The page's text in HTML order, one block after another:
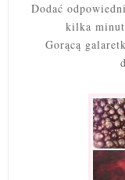
Dodać
kilka minut
Gorącą